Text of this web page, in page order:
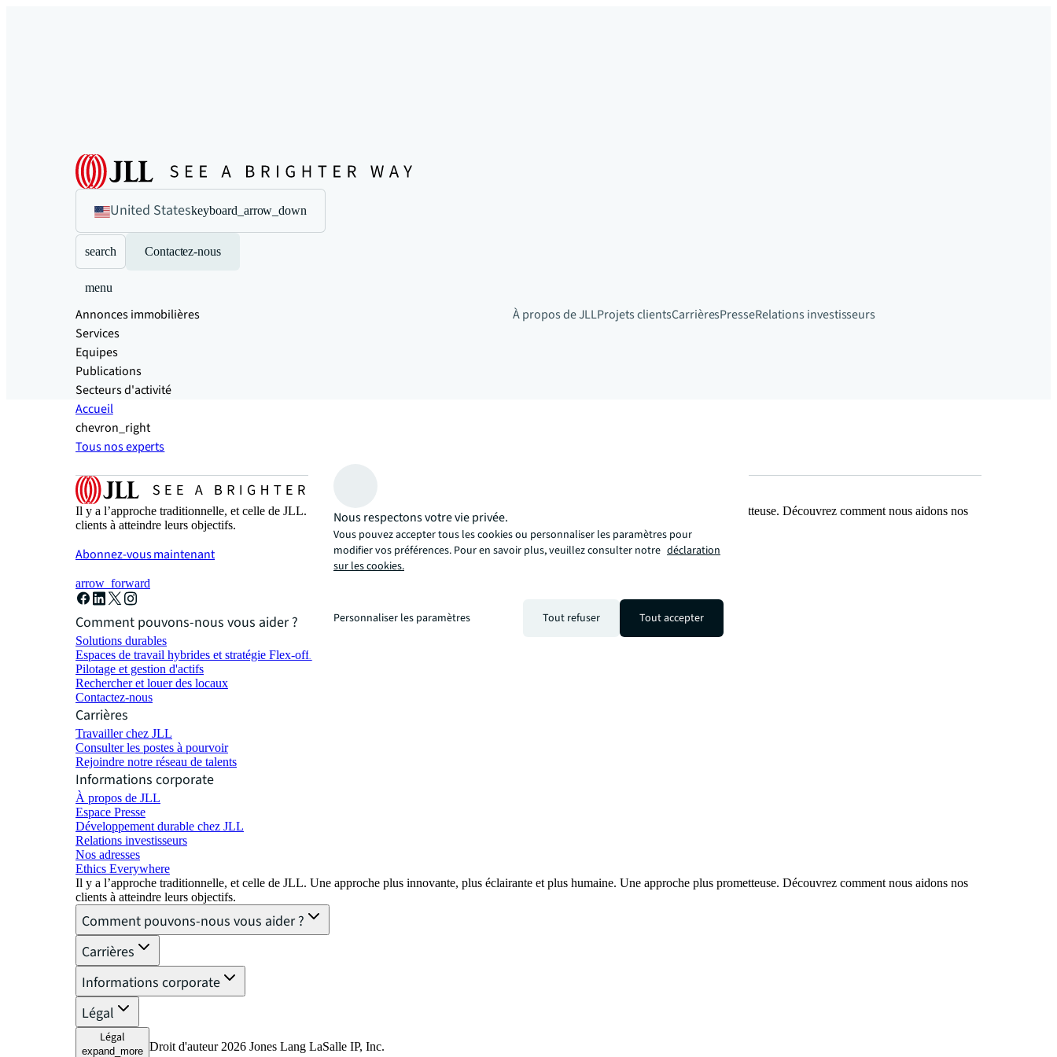
United Stateskeyboard_arrow_down
search Contactez-nous
menu
Annonces immobilières
Services
Equipes
Publications
Secteurs d'activité
À propos de JLLProjets clientsCarrièresPresseRelations investisseurs
Accueil
chevron_right
Tous nos experts
Il y a l’approche traditionnelle, et celle de JLL. Une approche plus innovante, plus éclairante et plus humaine. Une approche plus prometteuse. Découvrez comment nous aidons nos
clients à atteindre leurs objectifs.
Abonnez-vous maintenant
arrow_forward
Comment pouvons-nous vous aider ?
Solutions durables
Espaces de travail hybrides et stratégie Flex-office
Pilotage et gestion d'actifs
Rechercher et louer des locaux
Contactez-nous
Carrières
Travailler chez JLL
Consulter les postes à pourvoir
Rejoindre notre réseau de talents
Informations corporate
À propos de JLL
Espace Presse
Développement durable chez JLL
Relations investisseurs
Nos adresses
Ethics Everywhere
Il y a l’approche traditionnelle, et celle de JLL. Une approche plus innovante, plus éclairante et plus humaine. Une approche plus prometteuse. Découvrez comment nous aidons nos
clients à atteindre leurs objectifs.
Comment pouvons-nous vous aider ?
Carrières
Informations corporate
Légal
Légal
expand_more Droit d'auteur 2026 Jones Lang LaSalle IP, Inc.
Nous respectons votre vie privée.
Vous pouvez accepter tous les cookies ou personnaliser les paramètres pour
modifier vos préférences. Pour en savoir plus, veuillez consulter notre déclaration
sur les cookies.
Personnaliser les paramètres Tout refuser Tout accepter